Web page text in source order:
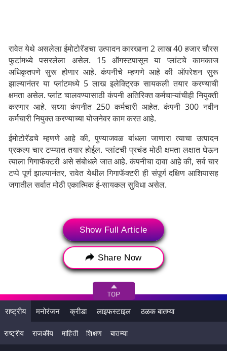
रावेत येथे असलेला ईमोटोरॅडचा उत्पादन कारखाना 2 लाख 40 हजार चौरस
फुटांमध्ये पसरलेला असेल. 15 ऑगस्टपासून या प्लांटचे कामकाज
अधिकृतपणे सुरू होणार आहे. कंपनीचे म्हणणे आहे की ऑपरेशन सुरू
झाल्यानंतर या प्लांटमध्ये 5 लाख इलेक्ट्रिक सायकली तयार करण्याची
क्षमता असेल. प्लांट चालवण्यासाठी कंपनी अतिरिक्त कर्मचाऱ्यांचीही नियुक्ती
करणार आहे. सध्या कंपनीत 250 कर्मचारी आहेत. कंपनी 300 नवीन
कर्मचारी नियुक्त करण्याच्या योजनेवर काम करत आहे.
ईमोटोरॅडचे म्हणणे आहे की, पुण्याजवळ बांधला जाणारा त्याचा उत्पादन
प्रकल्प चार टप्प्यात तयार होईल. प्लांटची प्रचंड मोठी क्षमता लक्षात घेऊन
त्याला गिगाफॅक्टरी असे संबोधले जात आहे. कंपनीचा दावा आहे की, सर्व चार
टप्पे पूर्ण झाल्यानंतर, रावेत येथील गिगाफॅक्टरी ही संपूर्ण दक्षिण आशियासह
जगातील सर्वात मोठी एकात्मिक ई-सायकल सुविधा असेल.
कंपनी स्वतः या प्लांटमध्ये ई-सायकलमध्ये वापरले जाणारे अनेक सुटे भाग
Show Full Article
Share Now
राष्ट्रीय मनोरंजन क्रीडा लाइफस्टाइल ठळक बातम्या
राष्ट्रीय राजकीय माहिती शिक्षण बातम्या